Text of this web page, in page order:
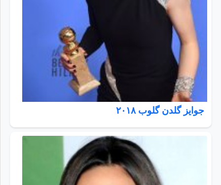
جوایز گلدن گلوب ۲۰۱۸